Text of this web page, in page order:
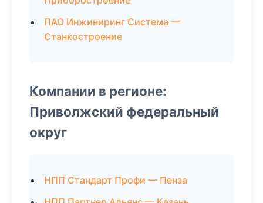
ПАО Инжиниринг Система —
Станкостроение
Компании в регионе:
Приволжский федеральный
округ
НПП Стандарт Профи — Пенза